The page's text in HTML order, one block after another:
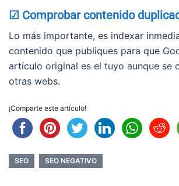
☑ Comprobar contenido
Lo más importante, es indexar
contenido que publiques para que
artículo original es el tuyo aunque se
otras webs.
¡Comparte este artículo!
SEO SEO NEGATIVO